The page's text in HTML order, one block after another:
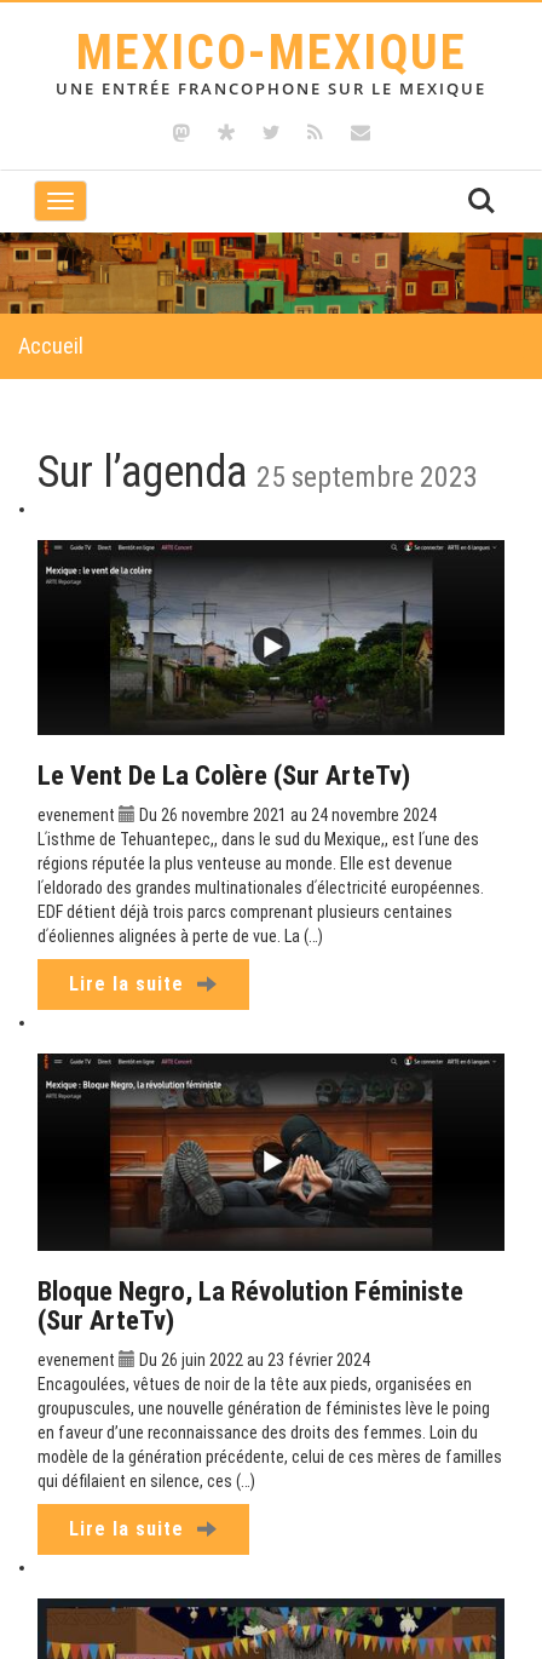
MEXICO-MEXIQUE
UNE ENTRÉE FRANCOPHONE SUR LE MEXIQUE
Toggle
navigation
Accueil
Sur l’agenda 25 septembre 2023
Le Vent De La Colère (sur ArteTv)
evenement
Du 26 novembre 2021 au 24 novembre 2024
Lʹisthme de Tehuantepec,, dans le sud du Mexique,, est lʹune des
régions réputée la plus venteuse au monde. Elle est devenue
lʹeldorado des grandes multinationales dʹélectricité européennes.
EDF détient déjà trois parcs comprenant plusieurs centaines
dʹéoliennes alignées à perte de vue. La (…)
Lire la suite
Bloque Negro, La Révolution Féministe
(sur ArteTv)
evenement
Du 26 juin 2022 au 23 février 2024
Encagoulées, vêtues de noir de la tête aux pieds, organisées en
groupuscules, une nouvelle génération de féministes lève le poing
en faveur d’une reconnaissance des droits des femmes. Loin du
modèle de la génération précédente, celui de ces mères de familles
qui défilaient en silence, ces (…)
Lire la suite